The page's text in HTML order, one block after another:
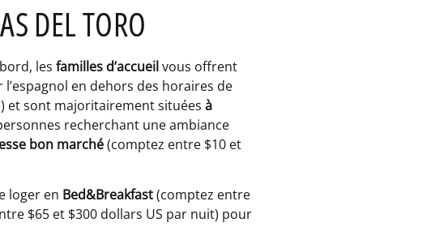
DEL TORO
les familles d’accueilvous offrent
en dehors des horaires de
et sont majoritairement situées à
recherchant une ambiance
bon marché(comptez entre $10 et
loger en Bed&Breakfast(comptez entre
$65 et $300 dollars US par nuit) pour